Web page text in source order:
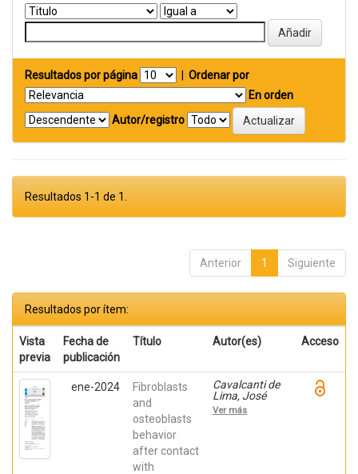
Resultados por página
Ordenar por
En orden
Autor/registro
Resultados 1-1 de 1.
Anterior 1 Siguiente
Resultados por ítem:
Vista
previa
Fecha de
publicación
Título Autor(es) Acceso
ene-2024
Fibroblasts
and
osteoblasts
behavior
after contact
with
Cavalcanti de
Lima, José
Henrique;
Robbs ,
Ver más